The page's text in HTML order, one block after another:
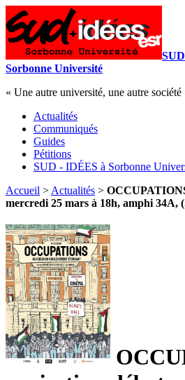
Sorbonne Université
« Une autre université, une autre société
Actualités
Communiqués
Guides
Pétitions
SUD - IDÉES à Sorbonne
Accueil > Actualités >
mercredi 25 mars à 18h, amphi 34A,